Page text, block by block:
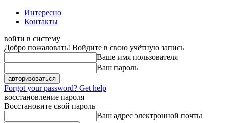
Интересно
Контакты
войти в систему
Добро пожаловать! Войдите в свою учётную запись
Ваше имя пользователя
Ваш пароль
Forgot your password? Get help
восстановление пароля
Восстановите свой пароль
Ваш адрес электронной почты